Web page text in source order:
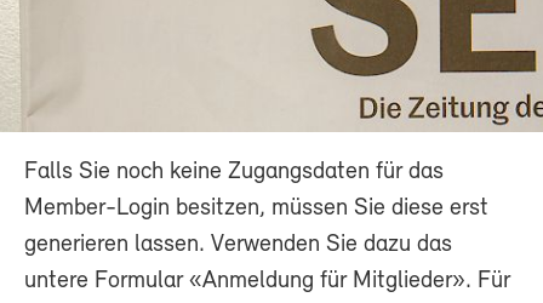
Falls Sie noch keine Zugangsdaten für das
Member-Login besitzen, müssen Sie diese erst
generieren lassen. Verwenden Sie dazu das
untere Formular «Anmeldung für Mitglieder». Für